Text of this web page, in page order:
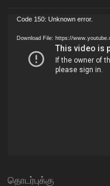
Video
Code 150: Unknown error.
Download File: https://
தொடர்புக்கு